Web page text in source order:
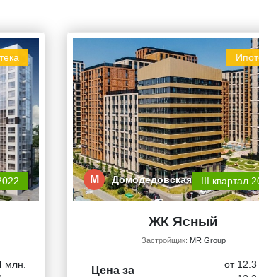
млн.
М Домодедовская III квартал
ЖК Ясный
Застройщик: MR Group
Цена за
от 12.3